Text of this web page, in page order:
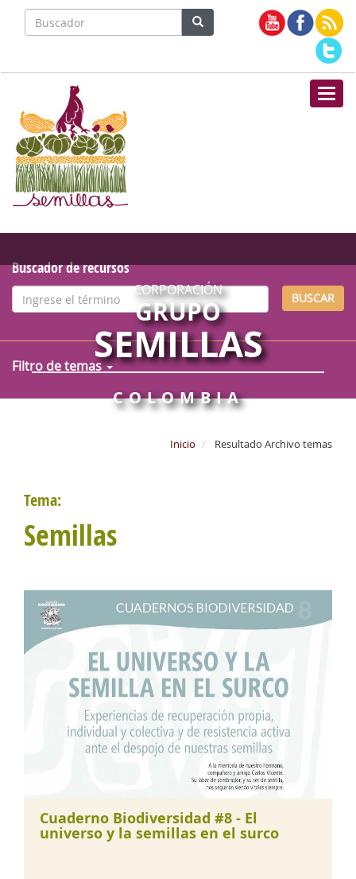
CORPORACIÓN
GRUPO
SEMILLAS
COLOMBIA
Buscador de recursos
BUSCAR
Filtro de temas
Inicio Resultado Archivo temas
Tema:
Semillas
Cuaderno Biodiversidad #8 - El
universo y la semillas en el surco